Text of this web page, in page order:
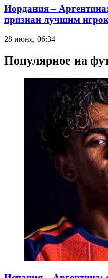
Иордания –
признан лучшим
28 июня, 06:34
Популярное на